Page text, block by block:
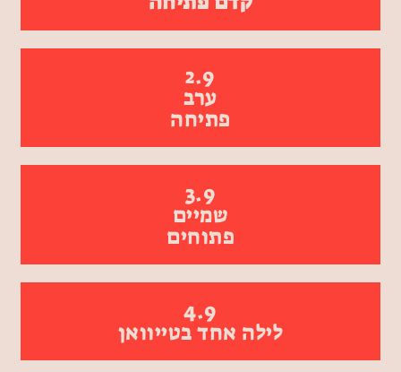
2.9
ערב
פתיחה
3.9
שמיים
פתוחים
4.9
לילה אחד בטייוואן